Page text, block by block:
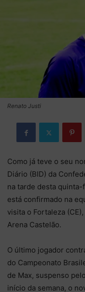
Renato Justi
Como já teve o seu
Diário (BID) da
na tarde desta
está confirmado na
visita o Fortaleza
Arena Castelão.
O último jogador
do Campeonato
de Max, suspenso
início da semana, o